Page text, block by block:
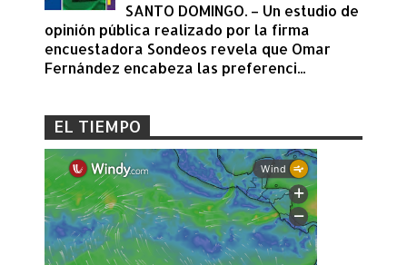
SANTO DOMINGO. – Un estudio de
opinión pública realizado por la firma
encuestadora Sondeos revela que Omar
Fernández encabeza las preferenci...
EL TIEMPO